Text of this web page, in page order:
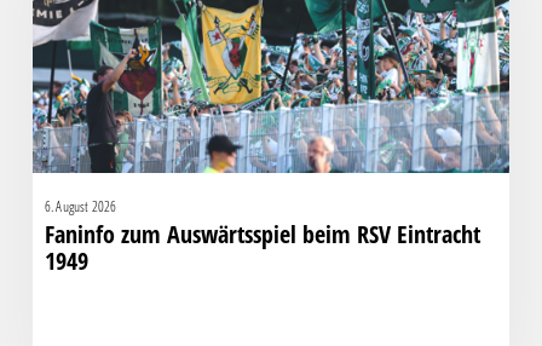
Eintracht
6. August 2026
Faninfo zum Auswärtsspiel beim RSV Eintracht
1949